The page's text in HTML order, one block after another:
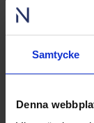
Samtycke
Denna